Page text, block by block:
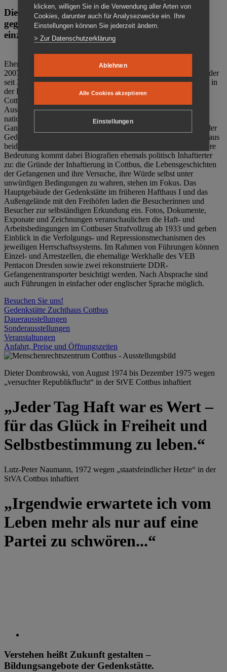
Die Gedenkstätte Zuchthaus Cottbus ist ein Ort
gegen das Vergessen. Anschaulich, nah und
einzigartig.
Ehemalige politische Häftlinge der DDR gründeten im Oktober
2007 den Verein Menschenrechtszentrum Cottbus e. V. (MRZ), der
seit 2011 Eigentümer des ehemaligen Gefängnisses (1860-2002) in
der Bautzener Straße und Träger der Gedenkstätte Zuchthaus
Cottbus ist. Im Zentrum der Arbeit der Gedenkstätte steht die
Auseinandersetzung mit politischem Unrecht während der
nationalsozialistischen Terrorherrschaft und der SED-Diktatur.
Ganzjährig zeigen mehrere Dauer- und Sonderausstellungen in der
Gedenkstätte Zuchthaus Cottbus Beispiele politischen Unrechts aus
beiden deutschen Diktaturen des 20. Jahrhunderts. Eine besondere
Bedeutung kommt dabei Biografien ehemals politisch Inhaftierter
zu: die Gründe der Inhaftierung in Cottbus, die Lebensgeschichten
der Gefangenen und ihre Versuche, ihre Würde selbst unter
unwürdigen Bedingungen zu wahren, stehen im Fokus. Das
Hauptgebäude der Gedenkstätte im früheren Hafthaus I und das
Außengelände mit den Freihöfen laden die Besucherinnen und
Besucher zur selbständigen Erkundung ein. Fotos, Dokumente,
Exponate und Zeichnungen veranschaulichen die Haft- und
Arbeitsbedingungen im Cottbuser Strafvollzug ab 1933 und geben
Einblick in die Verfolgungs- und Repressionsmechanismen des
jeweiligen Herrschaftssystems. Im Rahmen von Führungen können
Einzel- und Arrestzellen, die ehemalige Werkhalle des VEB
Pentacon Dresden sowie zwei rekonstruierte DDR-
Gefangenentransporter besichtigt werden. Nach Absprache sind
auch Führungen in einfacher oder englischer Sprache möglich.
Besuchen Sie uns!
Gedenkstätte Zuchthaus Cottbus
Dauerausstellungen
Sonderausstellungen
Veranstaltungen
Anfahrt, Preise und Öffnungszeiten
Dieter Dombrowski, von August 1974 bis Dezember 1975 wegen
„versuchter Republikflucht“ in der StVE Cottbus inhaftiert
„Jeder Tag Haft war es Wert –
für das Glück in Freiheit und
Selbstbestimmung zu leben.“
Lutz-Peter Naumann, 1972 wegen „staatsfeindlicher Hetze“ in der
StVA Cottbus inhaftiert
„Irgendwie erwartete ich vom
Leben mehr als nur auf eine
Partei zu schwören...“
Verstehen heißt Zukunft gestalten –
Bildungsangebote der Gedenkstätte.
klicken, willigen Sie in die Verwendung aller Arten von
Cookies, darunter auch für Analysezwecke ein. Ihre
Einstellungen können Sie jederzeit ändern.
> Zur Datenschutzerklärung
Ablehnen
Alle Cookies akzeptieren
Einstellungen